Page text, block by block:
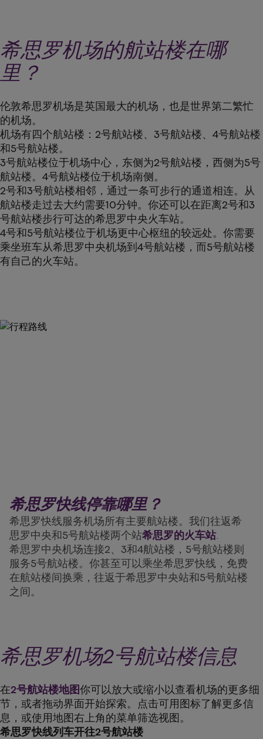
希思罗机场的航站楼在哪
里？
伦敦希思罗机场是英国最大的机场，也是世界第二繁忙
的机场。
机场有四个航站楼：2号航站楼、3号航站楼、4号航站楼
和5号航站楼。
3号航站楼位于机场中心，东侧为2号航站楼，西侧为5号
航站楼。4号航站楼位于机场南侧。
2号和3号航站楼相邻，通过一条可步行的通道相连。从
航站楼走过去大约需要10分钟。你还可以在距离2号和3
号航站楼步行可达的希思罗中央火车站。
4号和5号航站楼位于机场更中心枢纽的较远处。你需要
乘坐班车从希思罗中央机场到4号航站楼，而5号航站楼
有自己的火车站。
希思罗快线停靠哪里？
希思罗快线服务机场所有主要航站楼。我们往返希
思罗中央和5号航站楼两个站希思罗的火车站.
希思罗中央机场连接2、3和4航站楼，5号航站楼则
服务5号航站楼。你甚至可以乘坐希思罗快线，免费
在航站楼间换乘，往返于希思罗中央站和5号航站楼
之间。
希思罗机场2号航站楼信息
在2号航站楼地图你可以放大或缩小以查看机场的更多细
节，或者拖动界面开始探索。点击可用图标了解更多信
息，或使用地图右上角的菜单筛选视图。
希思罗快线列车开往2号航站楼